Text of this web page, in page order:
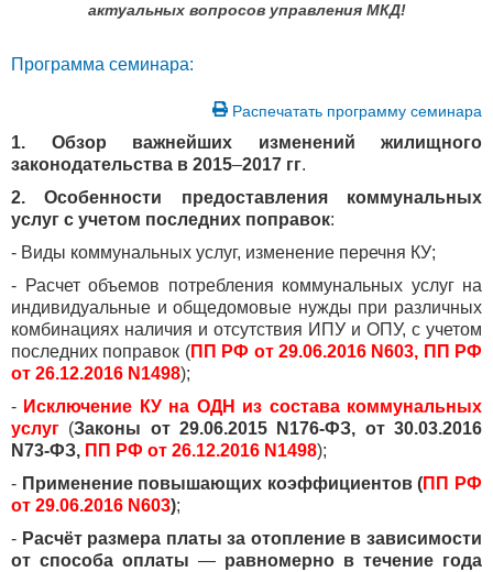
актуальных вопросов управления МКД!
Программа семинара:
Распечатать программу семинара
1. Обзор важнейших изменений жилищного
законодательства в 2015–2017 гг.
2. Особенности предоставления коммунальных
услуг с учетом последних поправок:
- Виды коммунальных услуг, изменение перечня КУ;
- Расчет объемов потребления коммунальных услуг на
индивидуальные и общедомовые нужды при различных
комбинациях наличия и отсутствия ИПУ и ОПУ, с учетом
последних поправок (ПП РФ от 29.06.2016 N603, ПП РФ
от 26.12.2016 N1498);
- Исключение КУ на ОДН из состава коммунальных
услуг (Законы от 29.06.2015 N176-ФЗ, от 30.03.2016
N73-ФЗ, ПП РФ от 26.12.2016 N1498);
- Применение повышающих коэффициентов (ПП РФ
от 29.06.2016 N603);
- Расчёт размера платы за отопление в зависимости
от способа оплаты — равномерно в течение года